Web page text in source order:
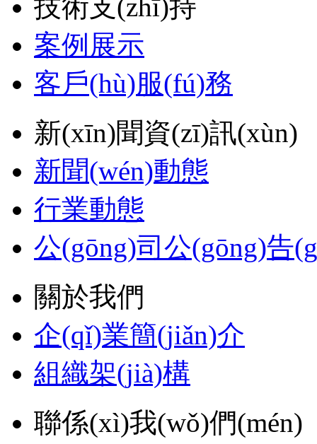
技術支(zhī)持
案例展示
客戶(hù)服(fú)務
新(xīn)聞資(zī)訊(xùn)
新聞(wén)動態
行業動態
公(gōng)司公(gōng)告
關於我們
企(qǐ)業簡(jiǎn)介
組織架(jià)構
聯係(xì)我(wǒ)們(mén)